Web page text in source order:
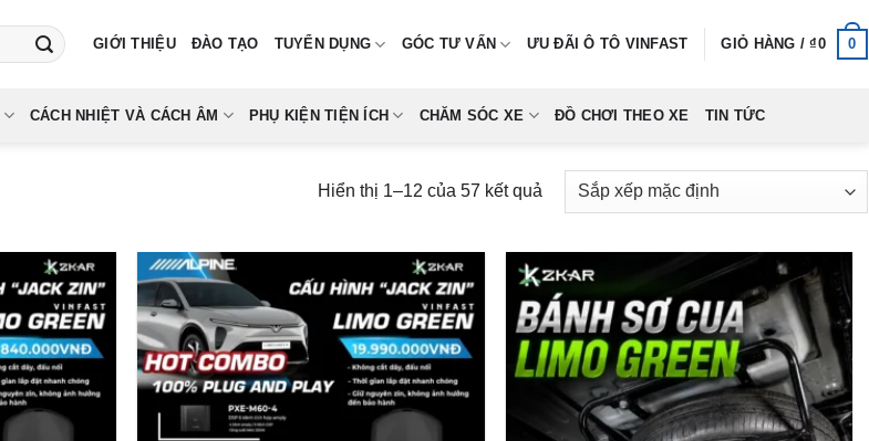
GIỚI THIỆU ĐÀO TẠO TUYỂN DỤNG GÓC TƯ VẤN ƯU ĐÃI Ô TÔ VINFAST GIỎ HÀNG /₫0 0
CÁCH NHIỆT VÀ CÁCH ÂM PHỤ KIỆN TIỆN ÍCH CHĂM SÓC XE ĐỒ CHƠI THEO XE TIN TỨC
Hiển thị 1–12 của 57 kết quả